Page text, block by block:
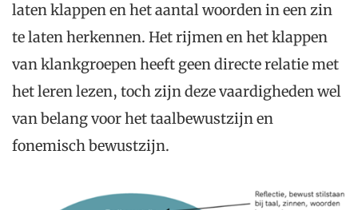
laten klappen en het aantal woorden in een zin
te laten herkennen. Het rijmen en het klappen
van klankgroepen heeft geen directe relatie met
het leren lezen, toch zijn deze vaardigheden wel
van belang voor het taalbewustzijn en
fonemisch bewustzijn.